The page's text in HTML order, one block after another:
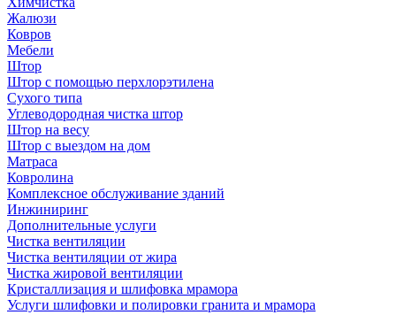
Жалюзи
Ковров
Мебели
Штор
Штор с помощью перхлорэтилена
Сухого типа
Углеводородная чистка штор
Штор на весу
Штор с выездом на дом
Матраса
Ковролина
Комплексное обслуживание зданий
Инжиниринг
Дополнительные услуги
Чистка вентиляции
Чистка вентиляции от жира
Чистка жировой вентиляции
Кристаллизация и шлифовка мрамора
Услуги шлифовки и полировки гранита и мрамора